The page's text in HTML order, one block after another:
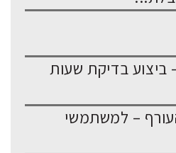
בדיקת שעות
– למשתמשי